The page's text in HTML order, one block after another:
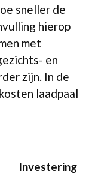
sneller de
hierop
met
en
zijn. In de
laadpaal
Investering